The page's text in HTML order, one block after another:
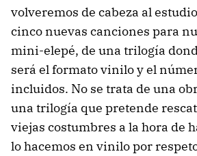
volveremos de cabeza al
cinco nuevas canciones para
mini-elepé, de una trilogía
será el formato vinilo y el
incluidos. No se trata de una
una trilogía que pretende
viejas costumbres a la hora de
lo hacemos en vinilo por